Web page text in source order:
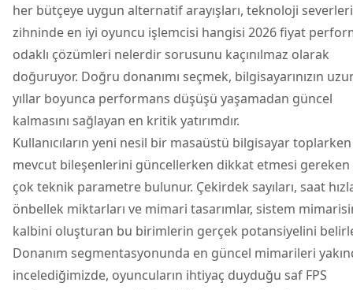
her bütçeye uygun alternatif arayışları, teknoloji
zihninde en iyi oyuncu işlemcisi hangisi 2026 fiyat
odaklı çözümleri nelerdir sorusunu kaçınılmaz olarak
doğuruyor. Doğru donanımı seçmek, bilgisayarınızın
yıllar boyunca performans düşüşü yaşamadan güncel
kalmasını sağlayan en kritik yatırımdır.
Kullanıcıların yeni nesil bir masaüstü bilgisayartoplarken
mevcut bileşenlerini güncellerken dikkat etmesi gereken
çok teknik parametre bulunur. Çekirdek sayıları, saat
önbellek miktarları ve mimari tasarımlar, sistem
kalbini oluşturan bu birimlerin gerçek potansiyelini
Donanım segmentasyonunda en güncel mimarileri
incelediğimizde, oyuncuların ihtiyaç duyduğu saf FPS